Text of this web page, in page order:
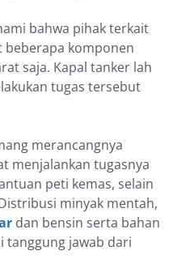
bahwa pihak terkait
beberapa komponen
saja. Kapal tanker lah
tugas tersebut
merancangnya
menjalankan tugasnya
peti kemas, selain
minyak mentah,
dan bensin serta bahan
tanggung jawab dari